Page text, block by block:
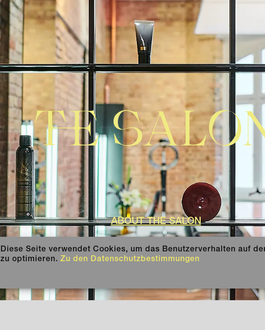
THE
ABOUT THE SALON
Diese Seite verwendet Cookies, um das Benutzerverhalten auf
zu optimieren. Zu den Datenschutzbestimmungen